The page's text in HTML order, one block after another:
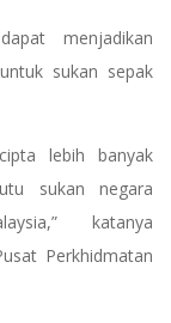
menjadikan
sukan sepak
lebih banyak
sukan negara
katanya
Perkhidmatan